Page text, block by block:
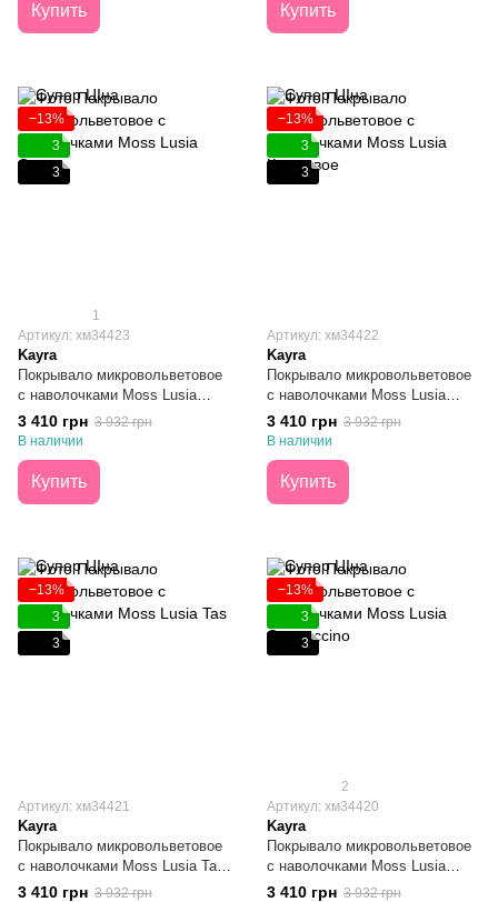
Купить Купить
−13%
3
3
1
Артикул: хм34423
Kayra
Покрывало микровольветовое
с наволочками Moss Lusia
Серое 240x260
3 410 грн 3 932 грн
В наличии
Купить
−13%
3
3
Артикул: хм34422
Kayra
Покрывало микровольветовое
с наволочками Moss Lusia
Кремовое 240x260
3 410 грн 3 932 грн
В наличии
Купить
−13%
3
3
Артикул: хм34421
Kayra
Покрывало микровольветовое
с наволочками Moss Lusia Tas
240x260
3 410 грн 3 932 грн
−13%
3
3
2
Артикул: хм34420
Kayra
Покрывало микровольветовое
с наволочками Moss Lusia
Cappuccino 240x260
3 410 грн 3 932 грн